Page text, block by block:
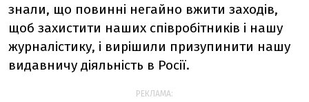
знали, що повинні негайно вжити заходів,
щоб захистити наших співробітників і нашу
журналістику, і вирішили призупинити нашу
видавничу діяльність в Росії.
РЕКЛАМА: